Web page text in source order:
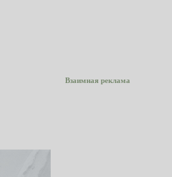
Взаимная реклама